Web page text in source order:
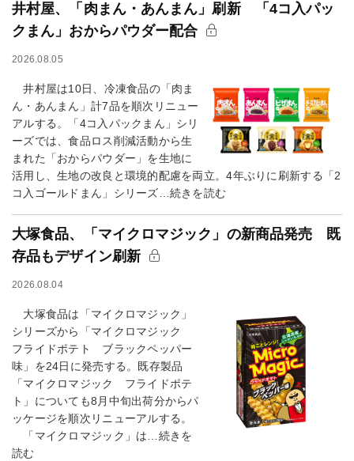
井村屋、「肉まん・あんまん」刷新 「4コ入パッ
クまん」おからパウダー配合
2026.08.05
井村屋は10日、冷凍食品の「肉ま
ん・あんまん」計7品を順次リニュー
アルする。「4コ入パックまん」シリ
ーズでは、食品ロス削減活動から生
まれた「おからパウダー」を生地に
活用し、生地の改良と環境的配慮を両立。4年ぶりに刷新する「2
コ入ゴールドまん」シリーズ…続きを読む
大塚食品、「マイクロマジック」の新商品発売 既
存品もデザイン刷新
2026.08.04
大塚食品は「マイクロマジック」
シリーズから「マイクロマジック
フライドポテト ブラックペッパー
味」を24日に発売する。既存製品
「マイクロマジック フライドポテ
ト」についても8月中旬出荷分からパ
ッケージを順次リニューアルする。
「マイクロマジック」は…続きを
読む